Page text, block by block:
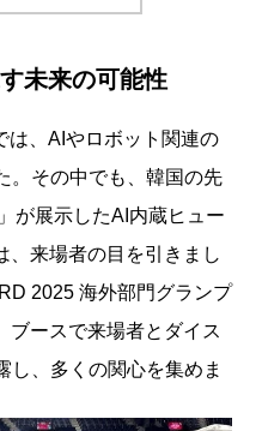
未来の可能性
は、AIやロボット関連の
。その中でも、韓国の先
が展示したAI内蔵ヒュー
、来場者の目を引きまし
2025 海外部門グランプ
ブースで来場者とダイス
し、多くの関心を集めま